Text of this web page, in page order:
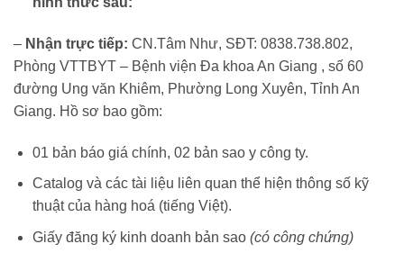
– Nhận trực tiếp: CN.Tâm Như, SĐT: 0838.738.802,
Phòng VTTBYT – Bệnh viện Đa khoa An Giang , số 60
đường Ung văn Khiêm, Phường Long Xuyên, Tỉnh An
Giang. Hồ sơ bao gồm:
01 bản báo giá chính, 02 bản sao y công ty.
Catalog và các tài liệu liên quan thể hiện thông số kỹ
thuật của hàng hoá (tiếng Việt).
Giấy đăng ký kinh doanh bản sao (có công chứng)